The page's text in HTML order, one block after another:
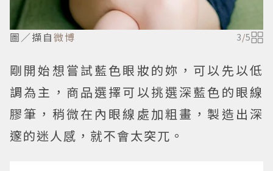
圖／擷自微博 3/5
剛開始想嘗試藍色眼妝的妳，可以先以低
調為主，商品選擇可以挑選深藍色的眼線
膠筆，稍微在內眼線處加粗畫，製造出深
邃的迷人感，就不會太突兀。